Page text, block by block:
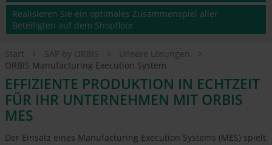
Realisieren Sie ein optimales Zusammenspiel aller
Beteiligten auf dem Shopfloor
Start SAP by ORBIS
Unsere Lösungen
ORBIS Manufacturing Execution System
EFFIZIENTE PRODUKTION IN ECHTZEIT
FÜR IHR UNTERNEHMEN MIT ORBIS
MES
Der Einsatz eines Manufacturing Execution Systems (MES) spielt